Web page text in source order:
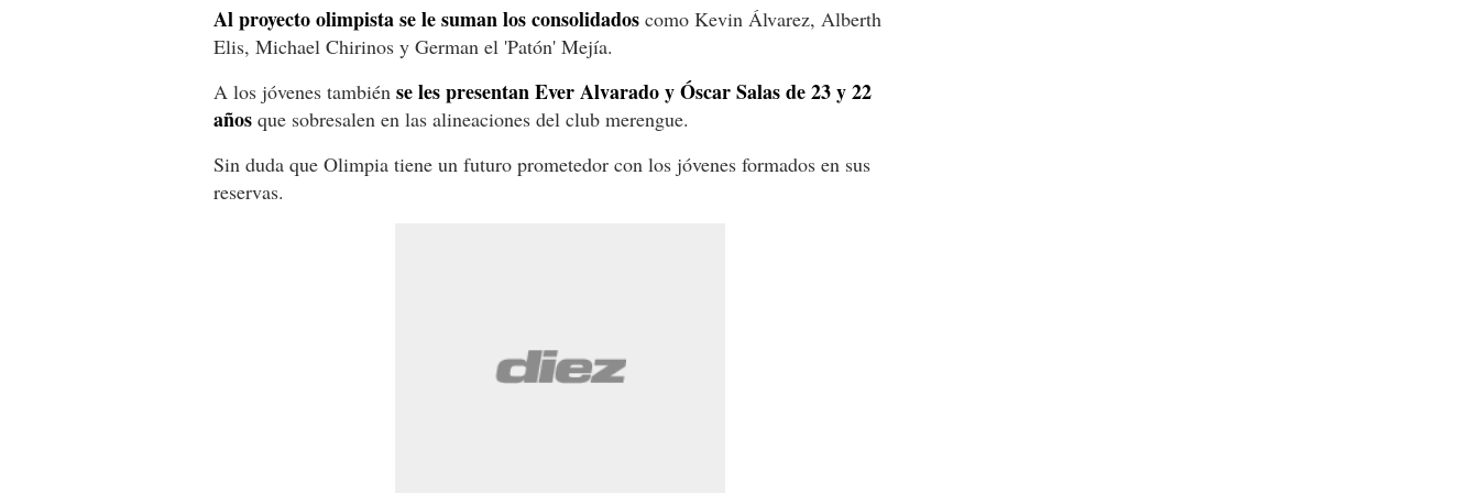
Al proyecto olimpista se le suman los consolidados como Kevin Álvarez, Alberth
Elis, Michael Chirinos y German el 'Patón' Mejía.
A los jóvenes también se les presentan Ever Alvarado y Óscar Salas de 23 y 22
años que sobresalen en las alineaciones del club merengue.
Sin duda que Olimpia tiene un futuro prometedor con los jóvenes formados en sus
reservas.